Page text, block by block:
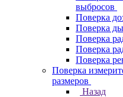
выбросов
Поверка
Поверка
Поверка
Поверка
Поверка
Поверка
размеров
Назад